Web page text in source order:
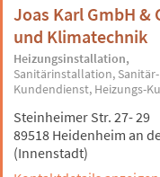
Joas Karl GmbH &
und Klimatechnik
Heizungsinstallation
Sanitärinstallation Sanitär-
Kundendienst Heizungs-
Steinheimer Str. 27- 29
89518 Heidenheim an
(Innenstadt)